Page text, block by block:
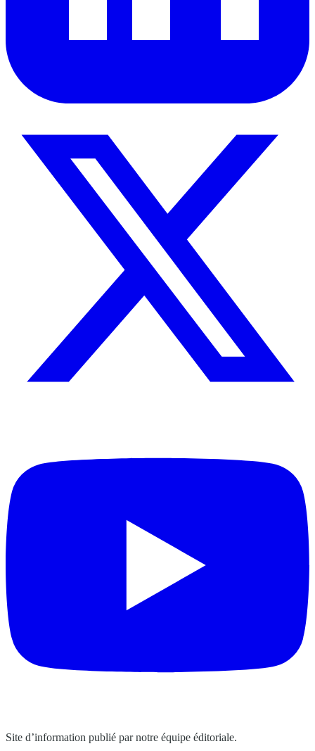
Site d’information publié par notre équipe éditoriale.